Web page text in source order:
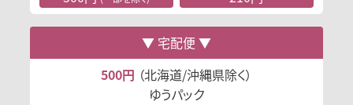
宅配便
500円 （北海道/沖縄県除く）
ゆうパック